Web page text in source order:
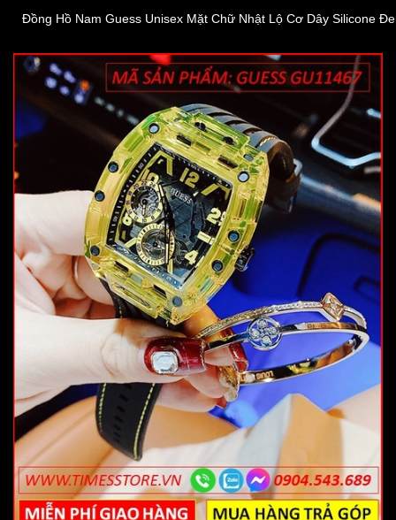
Đồng Hồ Nam Guess Unisex Mặt Chữ Nhật Lộ Cơ Dây Silicone